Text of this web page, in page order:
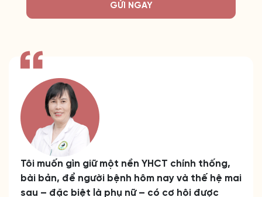
GỬI NGAY
Tôi muốn gìn giữ một nền YHCT chính thống,
bài bản, để người bệnh hôm nay và thế hệ mai
sau – đặc biệt là phụ nữ – có cơ hội được